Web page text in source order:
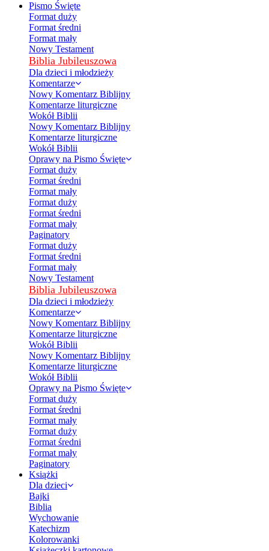
Pismo Święte
Format duży
Format średni
Format mały
Nowy Testament
Biblia Jubileuszowa
Dla dzieci i młodzieży
Komentarze
Nowy Komentarz Biblijny
Komentarze liturgiczne
Wokół Biblii
Nowy Komentarz Biblijny
Komentarze liturgiczne
Wokół Biblii
Oprawy na Pismo Święte
Format duży
Format średni
Format mały
Format duży
Format średni
Format mały
Paginatory
Format duży
Format średni
Format mały
Nowy Testament
Biblia Jubileuszowa
Dla dzieci i młodzieży
Komentarze
Nowy Komentarz Biblijny
Komentarze liturgiczne
Wokół Biblii
Nowy Komentarz Biblijny
Komentarze liturgiczne
Wokół Biblii
Oprawy na Pismo Święte
Format duży
Format średni
Format mały
Format duży
Format średni
Format mały
Paginatory
Książki
Dla dzieci
Bajki
Biblia
Wychowanie
Katechizm
Kolorowanki